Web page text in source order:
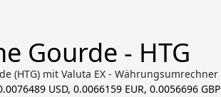
Gourde - HTG
(HTG) mit Valuta EX - Währungsumrechner
USD, 0.0066159 EUR, 0.0056696 GBP